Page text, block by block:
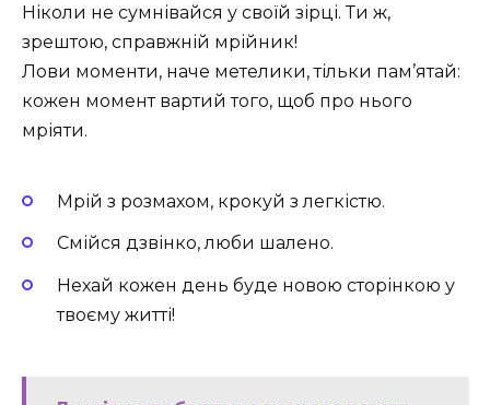
Ніколи не сумнівайся у своїй зірці. Ти ж,
зрештою, справжній мрійник! ️
Лови моменти, наче метелики, тільки пам’ятай:
кожен момент вартий того, щоб про нього
мріяти.
Мрій з розмахом, крокуй з легкістю.
Смійся дзвінко, люби шалено.
Нехай кожен день буде новою сторінкою у
твоєму житті!